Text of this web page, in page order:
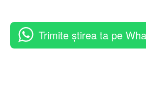
Trimite știrea ta pe